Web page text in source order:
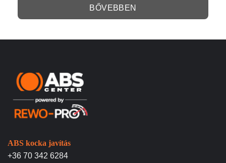
BŐVEBBEN
ABS kocka javítás
+36 70 342 6284